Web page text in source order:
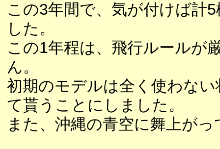
この3年間で、気が付けば計
した。
この1年程は、飛行ルールが
ん。
初期のモデルは全く使わな
て貰うことにしました。
また、沖縄の青空に舞上が